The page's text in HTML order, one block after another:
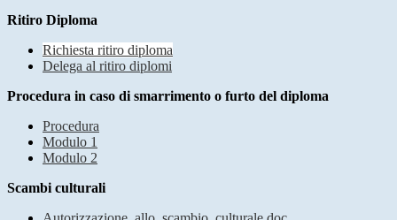
Ritiro Diploma
Richiesta ritiro diploma
Delega al ritiro diplomi
Procedura in caso di smarrimento o furto del diploma
Procedura
Modulo 1
Modulo 2
Scambi culturali